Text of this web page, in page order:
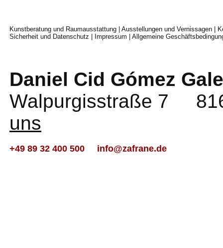
Kunstberatung und Raumausstattung Ausstellungen und Vernissagen
Sicherheit und Datenschutz
Impressum Allgemeine
Daniel Cid Gómez
Walpurgisstraße 7
uns
+49 89 32 400 500 info@zafrane.de